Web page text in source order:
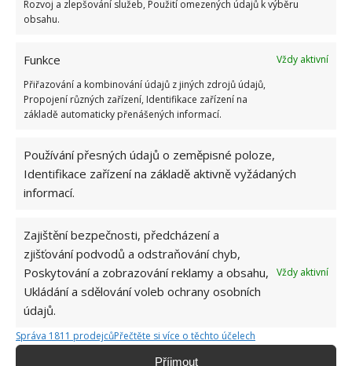
Rozvoj a zlepšování služeb, Použití omezených údajů k výběru
obsahu.
Funkce
Vždy aktivní
Přiřazování a kombinování údajů z jiných zdrojů údajů,
Propojení různých zařízení, Identifikace zařízení na
základě automaticky přenášených informací.
Používání přesných údajů o zeměpisné poloze,
Identifikace zařízení na základě aktivně vyžádaných
informací.
Zajištění bezpečnosti, předcházení a
zjišťování podvodů a odstraňování chyb,
Poskytování a zobrazování reklamy a obsahu,
Ukládání a sdělování voleb ochrany osobních
údajů.
Vždy aktivní
Správa 1811 prodejcůPřečtěte si více o těchto účelech
Příjmout
ŽHAVÉ NOVINKY
máte na zahrádce
7.8.2026
nenáročné a něco vydrží
7.8.2026
Využití dešťové vody v domácnosti: Tři
7.8.2026